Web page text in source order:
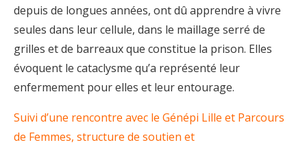
depuis de longues années, ont dû apprendre à vivre
seules dans leur cellule, dans le maillage serré de
grilles et de barreaux que constitue la prison. Elles
évoquent le cataclysme qu’a représenté leur
enfermement pour elles et leur entourage.
Suivi d’une rencontre avec le Génépi Lille et Parcours
de Femmes, structure de soutien et